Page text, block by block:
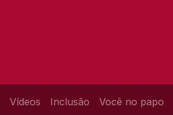
Vídeos Inclusão Você no papo